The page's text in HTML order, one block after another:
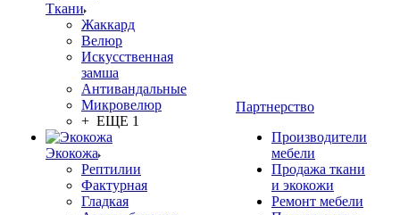
Ткани
Жаккард
Велюр
Искусственная
замша
Антивандальные
Микровелюр
+ ЕЩЕ 1
Экокожа
Рептилии
Фактурная
Гладкая
Партнерство
Производители
мебели
Продажа ткани
и экокожи
Ремонт мебели